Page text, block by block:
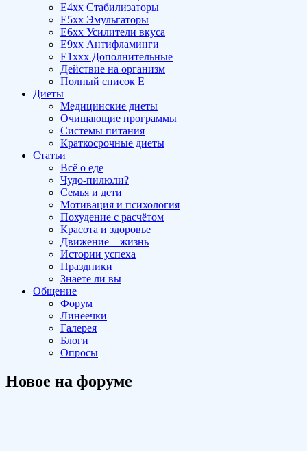
E4xx Стабилизаторы
E5xx Эмульгаторы
E6xx Усилители вкуса
E9xx Антифламинги
E1xxx Дополнительные
Действие на организм
Полный список E
Диеты
Медицинские диеты
Очищающие программы
Системы питания
Краткосрочные диеты
Статьи
Всё о еде
Чудо-пилюли?
Семья и дети
Мотивация и психология
Похудение с расчётом
Красота и здоровье
Движение – жизнь
Истории успеха
Праздники
Знаете ли вы
Общение
Форум
Линеечки
Галерея
Блоги
Опросы
Новое на форуме